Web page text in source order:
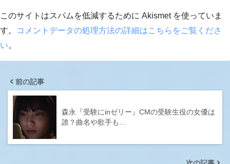
このサイトはスパムを低減するために Akismet を使っていま
す。
コメントデータの処理方法の詳細はこちらをご覧くださ
い。
前の記事
森永『受験にinゼリー』CMの受験生役の女優は
誰？曲名や歌手も…